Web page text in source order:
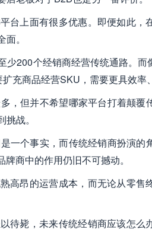
台上面有很多优惠。即便如此，
。
200个经销商经营传统通路。
充商品经营SKU，需要更具效率
，但并不希望哪家平台打着颠覆
战。
一个事实，而传统经销商扮演的
商中的作用仍旧不可撼动。
高昂的运营成本，而无论从零售
待毙，未来传统经销商应该怎么